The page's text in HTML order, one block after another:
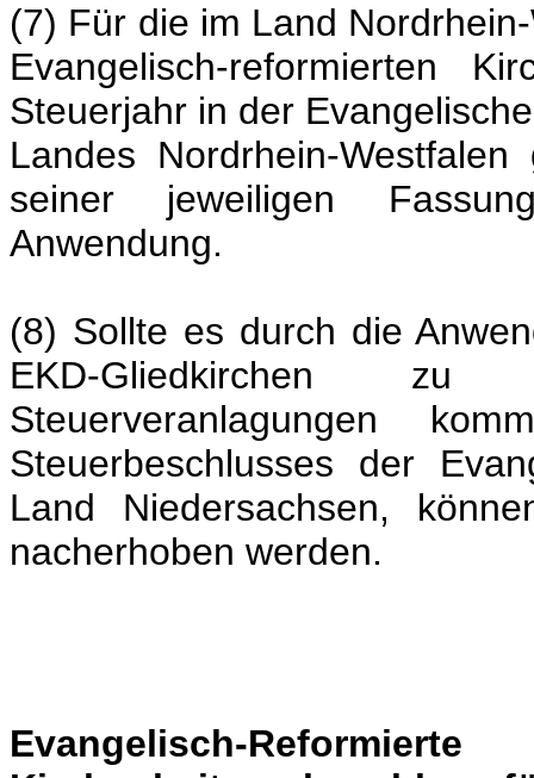
(7) Für die im Land
Evangelisch-reformierten
Steuerjahr in der
Landes Nordrhein-
seiner jeweiligen
Anwendung.
(8) Sollte es durch die
EKD-Gliedkirchen
Steuerveranlagungen
Steuerbeschlusses der
Land Niedersachsen,
nacherhoben werden.
Evangelisch-